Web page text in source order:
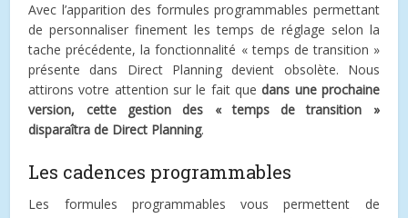
Avec l’apparition des formules programmables permettant
de personnaliser finement les temps de réglage selon la
tache précédente, la fonctionnalité « temps de transition »
présente dans Direct Planning devient obsolète. Nous
attirons votre attention sur le fait quedans une prochaine
version, cette gestion des « temps de transition »
disparaîtra de Direct Planning.
Les cadences programmables
Les formules programmables vous permettent de